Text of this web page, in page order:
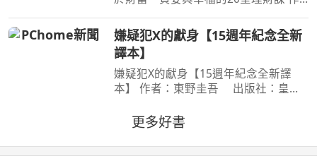
文 林俊宏 出版社：天下文化出版社
出版日期：2026-02-02 00:00:00 特
別收錄２篇彩蛋加碼
嫌疑犯X的獻身【15週年紀念全新
譯本】
嫌疑犯X的獻身【15週年紀念全新譯
本】 作者：東野圭吾 出版社：皇冠
00:00:00 有一種愛情，永遠不會說出
「我愛妳」， 卻比任何關係都更刻骨
銘心…… 東野圭吾：在本格推理的
更多好書